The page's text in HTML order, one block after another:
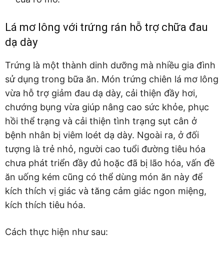
Lá mơ lông với trứng rán hỗ trợ chữa đau
dạ dày
Trứng là một thành dinh dưỡng mà nhiều gia đình
sử dụng trong bữa ăn. Món trứng chiên lá mơ lông
vừa hỗ trợ giảm đau dạ dày, cải thiện đầy hơi,
chướng bụng vừa giúp nâng cao sức khỏe, phục
hồi thể trạng và cải thiện tình trạng sụt cân ở
bệnh nhân bị viêm loét dạ dày. Ngoài ra, ở đối
tượng là trẻ nhỏ, người cao tuổi đường tiêu hóa
chưa phát triển đầy đủ hoặc đã bị lão hóa, vấn đề
ăn uống kém cũng có thể dùng món ăn này để
kích thích vị giác và tăng cảm giác ngon miệng,
kích thích tiêu hóa.
Cách thực hiện như sau: